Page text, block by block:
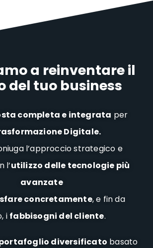
a reinventare il
del tuo business
completa e integrata per
Digitale.
l’approccio strategico e
l’utilizzo delle tecnologie più
avanzate
concretamente, e fin da
i fabbisogni del cliente.
diversificato basato